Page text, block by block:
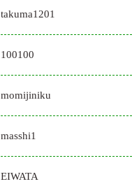
takuma1201
100100
momijiniku
masshi1
EIWATA